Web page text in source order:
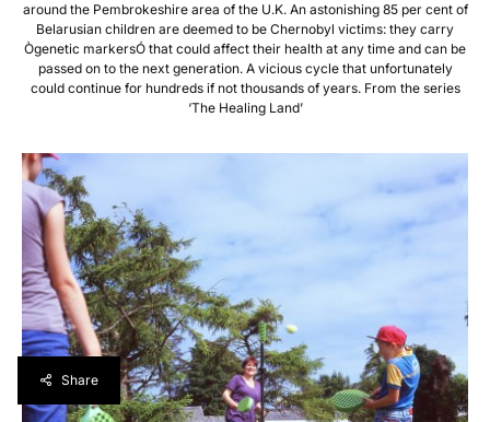
around the Pembrokeshire area of the U.K. An astonishing 85 per cent of
Belarusian children are deemed to be Chernobyl victims: they carry
Ògenetic markersÓ that could affect their health at any time and can be
passed on to the next generation. A vicious cycle that unfortunately
could continue for hundreds if not thousands of years. From the series
‘The Healing Land’
Share